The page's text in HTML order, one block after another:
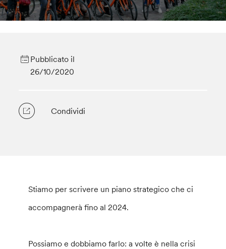
Pubblicato il
26/10/2020
Condividi
Stiamo per scrivere un piano strategico che ci
accompagnerà fino al 2024.
Possiamo e dobbiamo farlo: a volte è nella crisi